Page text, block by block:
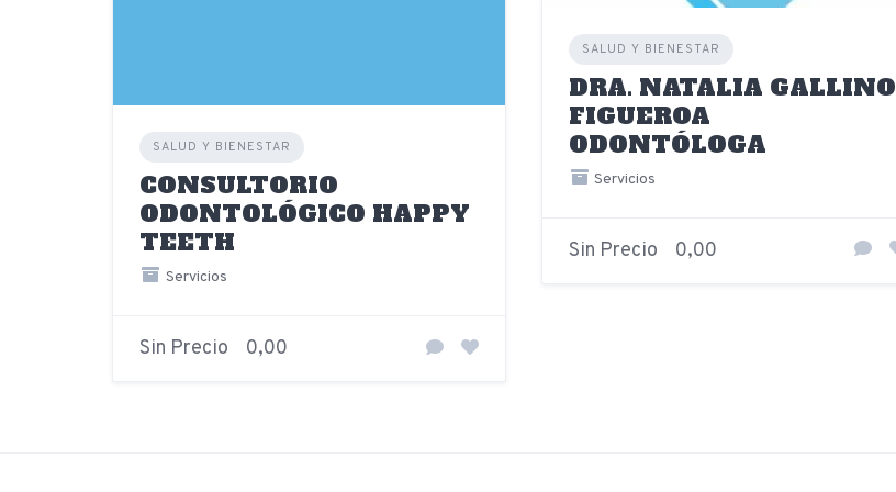
SALUD Y BIENESTAR
CONSULTORIO
ODONTOLÓGICO HAPPY
TEETH
Servicios
Sin Precio 0,00
SALUD Y BIENESTAR
DRA. NATALIA GALLINO
FIGUEROA
ODONTÓLOGA
Servicios
Sin Precio 0,00